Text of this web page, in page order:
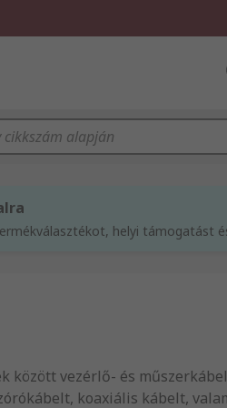
helyi támogatást
között vezérlő- és
koaxiális kábelt,